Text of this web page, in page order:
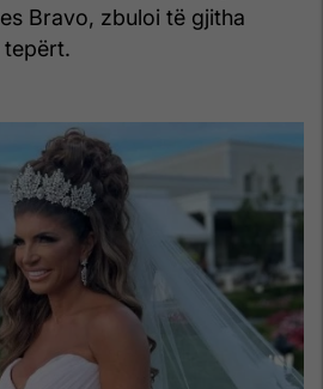
Bravo, zbuloi të gjitha
tepërt.